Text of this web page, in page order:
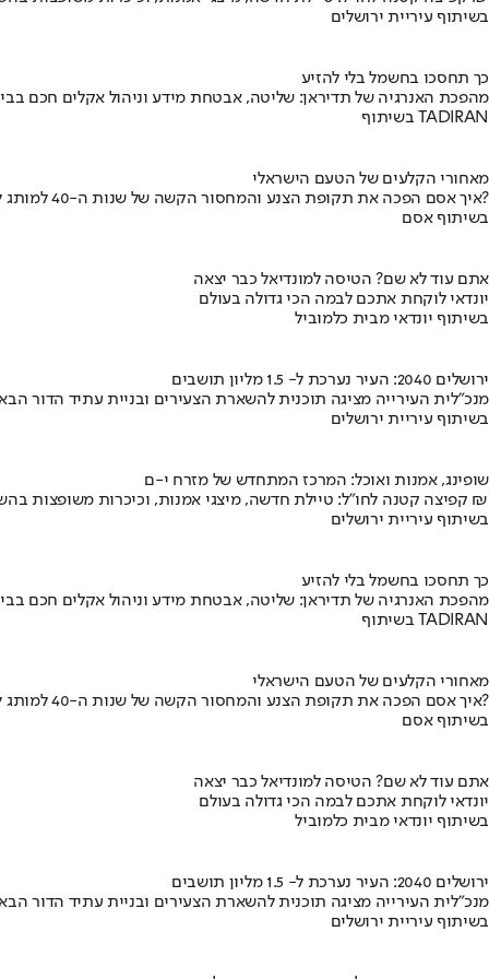
בשיתוף עיריית ירושלים
כך תחסכו בחשמל בלי להזיע
מהפכת האנרגיה של תדיראן: שליטה, אבטחת מידע וניהול אקלים חכם
בשיתוף TADIRAN
מאחורי הקלעים של הטעם הישראלי
איך אסם הפכה את תקופת הצנע והמחסור הקשה של שנות ה-40 למותג לאומי?
בשיתוף אסם
אתם עוד לא שם? הטיסה למונדיאל כבר יצאה
יונדאי לוקחת אתכם לבמה הכי גדולה בעולם
בשיתוף יונדאי מבית כלמוביל
ירושלים 2040: העיר נערכת ל- 1.5 מליון תושבים
מנכ"לית העירייה מציגה תוכנית להשארת הצעירים ובניית עתיד הדור
בשיתוף עיריית ירושלים
שופינג, אמנות ואוכל: המרכז המתחדש של מזרח י-ם
קפיצה קטנה לחו"ל: טיילת חדשה, מיצגי אמנות, וכיכרות משופצות בהשקעה של 100 מיליון ₪
בשיתוף עיריית ירושלים
כך תחסכו בחשמל בלי להזיע
מהפכת האנרגיה של תדיראן: שליטה, אבטחת מידע וניהול אקלים חכם
בשיתוף TADIRAN
מאחורי הקלעים של הטעם הישראלי
איך אסם הפכה את תקופת הצנע והמחסור הקשה של שנות ה-40 למותג לאומי?
בשיתוף אסם
אתם עוד לא שם? הטיסה למונדיאל כבר יצאה
יונדאי לוקחת אתכם לבמה הכי גדולה בעולם
בשיתוף יונדאי מבית כלמוביל
ירושלים 2040: העיר נערכת ל- 1.5 מליון תושבים
מנכ"לית העירייה מציגה תוכנית להשארת הצעירים ובניית עתיד הדור
בשיתוף עיריית ירושלים